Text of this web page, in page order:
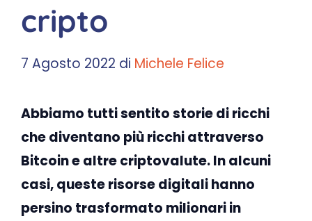
cripto
7 Agosto 2022 di Michele Felice
Abbiamo tutti sentito storie di ricchi
che diventano più ricchi attraverso
Bitcoin e altre criptovalute. In alcuni
casi, queste risorse digitali hanno
persino trasformato milionari in